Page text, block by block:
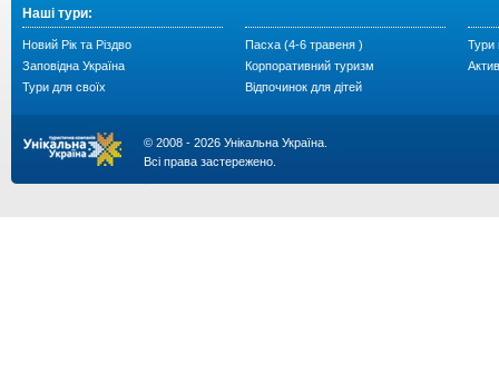
Наші тури:
Новий Рік та Різдво
Заповідна Україна
Тури для своїх
Пасха (4-6 травеня )
Корпоративний туризм
Відпочинок для дітей
Тури
© 2008 - 2026 Унікальна Україна.
Всі права застережено.